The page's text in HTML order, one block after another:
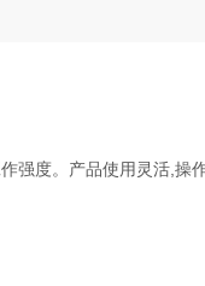
度。产品使用灵活,操